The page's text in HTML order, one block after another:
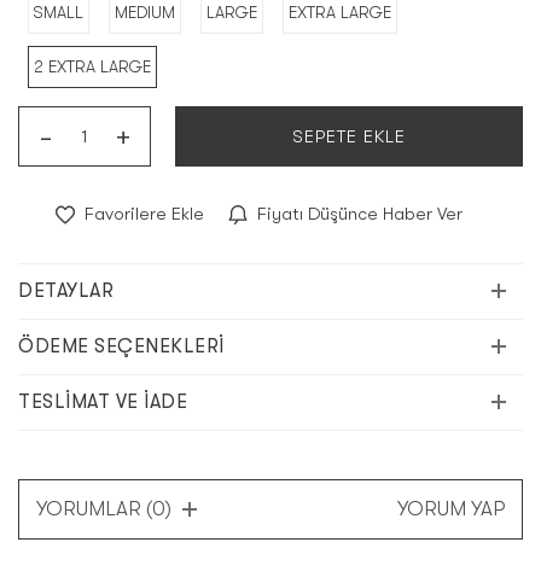
SMALL MEDIUM LARGE EXTRA LARGE
2 EXTRA LARGE
- + SEPETE EKLE
Favorilere Ekle Fiyatı Düşünce Haber Ver
DETAYLAR
ÖDEME SEÇENEKLERI
TESLIMAT VE İADE
YORUMLAR (0) YORUM YAP